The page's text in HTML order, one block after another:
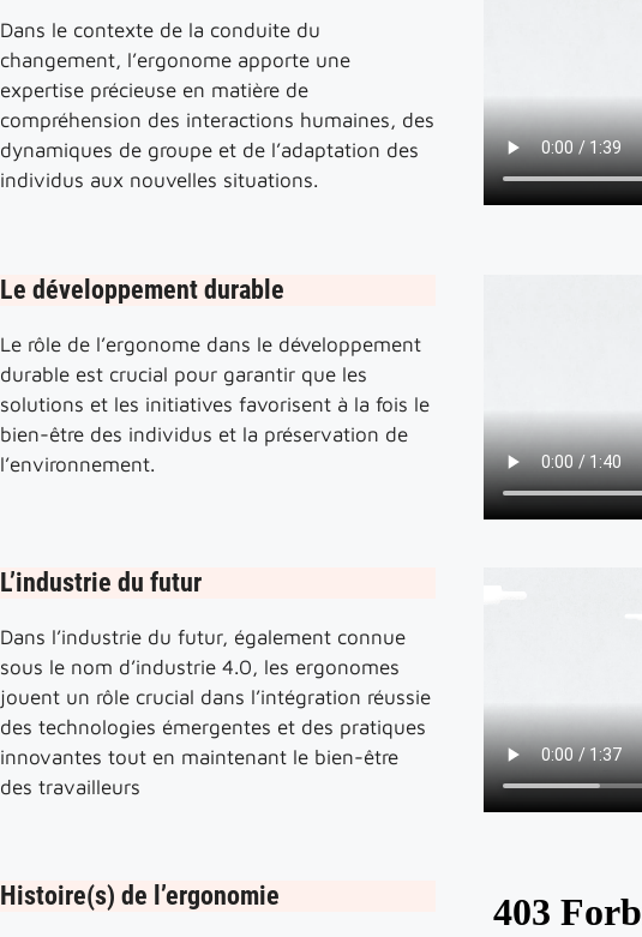
Dans le contexte de la conduite du
changement, l’ergonome apporte une
expertise précieuse en matière de
compréhension des interactions humaines, des
dynamiques de groupe et de l’adaptation des
individus aux nouvelles situations.
Le développement durable
Le rôle de l’ergonome dans le développement
durable est crucial pour garantir que les
solutions et les initiatives favorisent à la fois le
bien-être des individus et la préservation de
l’environnement.
L’industrie du futur
Dans l’industrie du futur, également connue
sous le nom d’industrie 4.0, les ergonomes
jouent un rôle crucial dans l’intégration réussie
des technologies émergentes et des pratiques
innovantes tout en maintenant le bien-être
des travailleurs
Histoire(s) de l’ergonomie